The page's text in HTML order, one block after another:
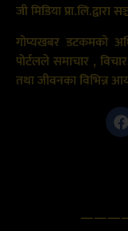
जी मिडिया प्रा.लि.द्वारा
गोप्यखबर डटकमको
पोर्टलले समाचार ,
तथा जीवनका विभिन्न